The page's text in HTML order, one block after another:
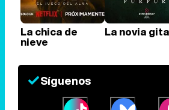
La chica de
nieve
La novia
Síguenos